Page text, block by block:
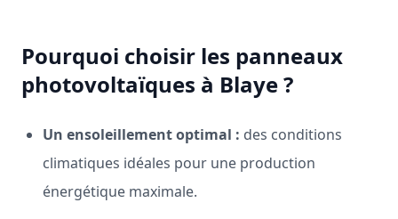
Pourquoi choisir les panneaux
photovoltaïques à Blaye ?
Un ensoleillement optimal : des conditions
climatiques idéales pour une production
énergétique maximale.